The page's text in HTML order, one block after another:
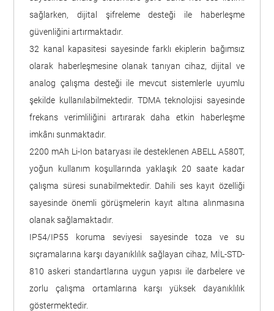
sağlarken, dijital şifreleme desteği ile haberleşme
güvenliğini artırmaktadır.
32 kanal kapasitesi sayesinde farklı ekiplerin bağımsız
olarak haberleşmesine olanak tanıyan cihaz, dijital ve
analog çalışma desteği ile mevcut sistemlerle uyumlu
şekilde kullanılabilmektedir. TDMA teknolojisi sayesinde
frekans verimliliğini artırarak daha etkin haberleşme
imkânı sunmaktadır.
2200 mAh Li-Ion bataryası ile desteklenen ABELL A580T,
yoğun kullanım koşullarında yaklaşık 20 saate kadar
çalışma süresi sunabilmektedir. Dahili ses kayıt özelliği
sayesinde önemli görüşmelerin kayıt altına alınmasına
olanak sağlamaktadır.
IP54/IP55 koruma seviyesi sayesinde toza ve su
sıçramalarına karşı dayanıklılık sağlayan cihaz, MİL-STD-
810 askeri standartlarına uygun yapısı ile darbelere ve
zorlu çalışma ortamlarına karşı yüksek dayanıklılık
göstermektedir.